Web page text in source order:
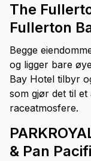
The
Fullerton
Begge
og ligger bare
Bay Hotel tilbyr
som gjør det til et
raceatmosfere.
& Pan